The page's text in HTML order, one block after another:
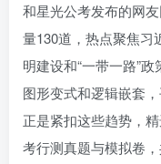
和星光公考发布的网
量130道，热点聚焦习
明建设和“一带一路”
图形变式和逻辑嵌套
正是紧扣这些趋势，
考行测真题与模拟卷